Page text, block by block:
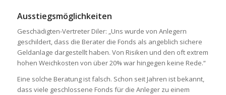
Ausstiegsmöglichkeiten
Geschädigten-Vertreter Diler: „Uns wurde von Anlegern
geschildert, dass die Berater die Fonds als angeblich sichere
Geldanlage dargestellt haben. Von Risiken und den oft extrem
hohen Weichkosten von über 20% war hingegen keine Rede.“
Eine solche Beratung ist falsch. Schon seit Jahren ist bekannt,
dass viele geschlossene Fonds für die Anleger zu einem